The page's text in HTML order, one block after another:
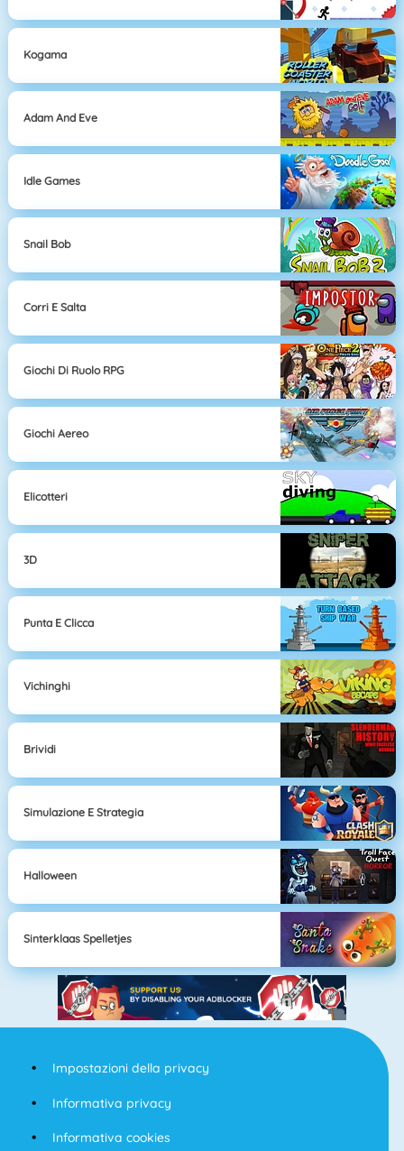
Kogama
Adam And Eve
Idle Games
Snail Bob
Corri E Salta
Giochi Di Ruolo RPG
Giochi Aereo
Elicotteri
3D
Punta E Clicca
Vichinghi
Brividi
Simulazione E Strategia
Halloween
Sinterklaas Spelletjes
Impostazioni della privacy
Informativa privacy
Informativa cookies